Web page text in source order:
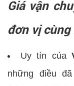
Giá vận
đơn vị cùng
Uy tín của
những điều